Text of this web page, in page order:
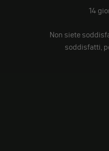
14
Non siete
soddisfatti,